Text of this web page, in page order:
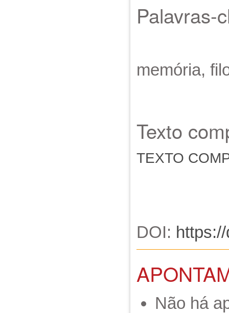
Palavras-
memória,
Texto
TEXTO
DOI:
Não há